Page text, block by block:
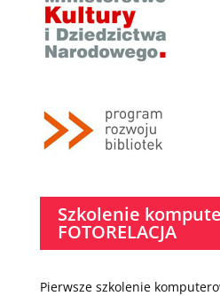
Szkolenie
FOTORELACJA
Pierwsze szkolenie